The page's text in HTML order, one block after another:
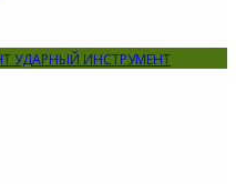
УДАРНЫЙ ИНСТРУМЕНТ